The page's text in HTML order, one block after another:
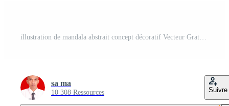
illustration de mandala abstrait concept décoratif Vecteur Gratuit et SVG Gratuit
sa ma
10 308 Ressources Suivre